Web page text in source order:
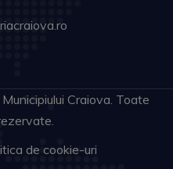
Craiova. Toate
de cookie-uri